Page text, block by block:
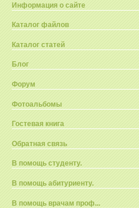
Информация о сайте
Каталог файлов
Каталог статей
Блог
Форум
Фотоальбомы
Гостевая книга
Обратная связь
В помощь студенту.
В помощь абитуриенту.
В помощь врачам проф...